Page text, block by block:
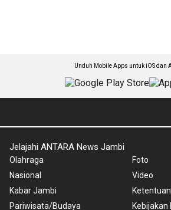
Unduh Mobile Apps untuk iOS dan
Jelajahi ANTARA News Jambi
Olahraga
Nasional
Kabar Jambi
Pariwisata/Budaya
Foto
Video
Kebijakan